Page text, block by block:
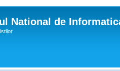
National de